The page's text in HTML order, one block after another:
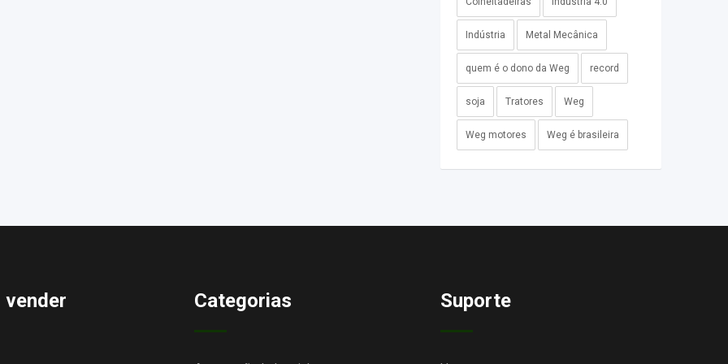
Indústria Metal Mecânica
quem é o dono da Weg record
soja Tratores Weg
Weg motores Weg é brasileira
vender Categorias Suporte